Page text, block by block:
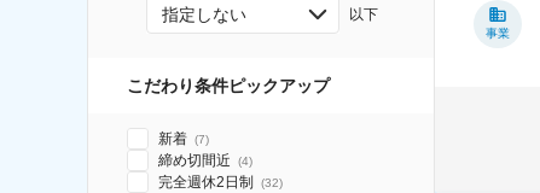
指定しない 以下
こだわり条件ピックアップ
新着 (7)
締め切間近 (4)
完全週休2日制 (32)
事業